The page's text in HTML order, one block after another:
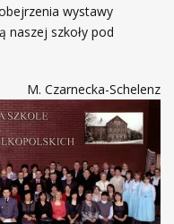
wystawy
naszej szkoły pod
M. Czarnecka-Schelenz